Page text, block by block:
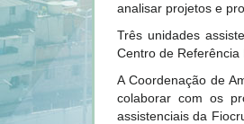
analisar projetos e
Três unidades
Centro de Referência
A Coordenação de
colaborar com os
assistenciais da